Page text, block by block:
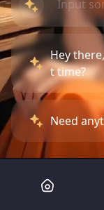
Hey
t time?
Need